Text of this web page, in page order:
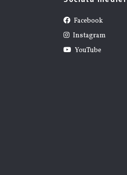
Facebook
Instagram
YouTube